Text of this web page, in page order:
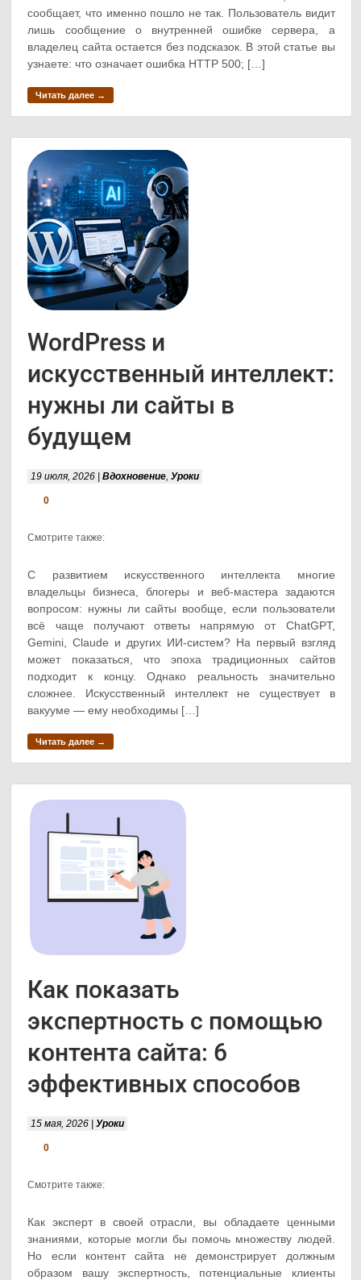
сообщает, что именно пошло не так. Пользователь видит
лишь сообщение о внутренней ошибке сервера, а
владелец сайта остается без подсказок. В этой статье вы
узнаете: что означает ошибка HTTP 500; […]
Читать далее →
WordPress и
искусственный интеллект:
нужны ли сайты в
будущем
19 июля, 2026 |Вдохновение,Уроки
0
Смотрите также:
С развитием искусственного интеллекта многие
владельцы бизнеса, блогеры и веб-мастера задаются
вопросом: нужны ли сайты вообще, если пользователи
всё чаще получают ответы напрямую от ChatGPT,
Gemini, Claude и других ИИ-систем? На первый взгляд
может показаться, что эпоха традиционных сайтов
подходит к концу. Однако реальность значительно
сложнее. Искусственный интеллект не существует в
вакууме — ему необходимы […]
Читать далее →
Как показать
экспертность с помощью
контента сайта: 6
эффективных способов
15 мая, 2026 |Уроки
0
Смотрите также:
Как эксперт в своей отрасли, вы обладаете ценными
знаниями, которые могли бы помочь множеству людей.
Но если контент сайта не демонстрирует должным
образом вашу экспертность, потенциальные клиенты